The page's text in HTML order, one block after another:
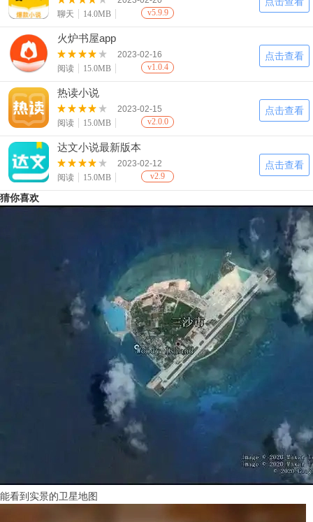
聊天
14.0MB v5.9.9
火炉书屋app
2023-02-16
阅读
15.0MB v1.0.4
点击查看
热读小说
2023-02-15
阅读
15.0MB v2.0.0
点击查看
达文小说最新版本
2023-02-12
阅读
15.0MB v2.9
点击查看
猜你喜欢
能看到实景的卫星地图